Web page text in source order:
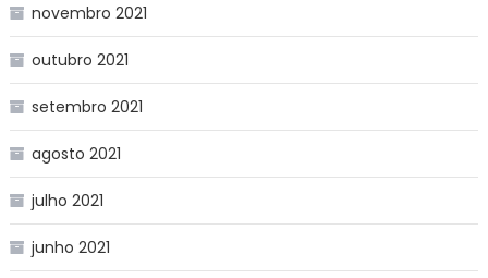
novembro 2021
outubro 2021
setembro 2021
agosto 2021
julho 2021
junho 2021